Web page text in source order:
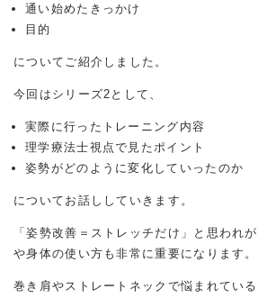
通い始めたきっかけ
目的
についてご紹介しました。
今回はシリーズ2として、
実際に行ったトレーニング内容
理学療法士視点で見たポイント
姿勢がどのように変化していったのか
についてお話ししていきます。
「姿勢改善＝ストレッチだけ」と思われ
や身体の使い方も非常に重要になります。
巻き肩やストレートネックで悩まれてい